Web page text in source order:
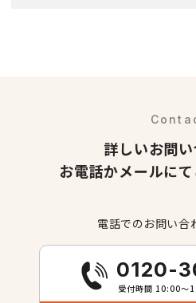
詳しいお問
お電話かメールに
電話でのお問い合
0120-
受付時間 10:00〜